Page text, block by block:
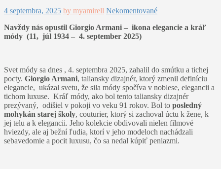
4 septembra, 2025 by myamirell Nekomentované
Navždy nás opustil Giorgio Armani – ikona elegancie a kráľ
módy (11, júl 1934 – 4. september 2025)
Svet módy sa dnes , 4. septembra 2025, zahalil do smútku a tichej
pocty. Giorgio Armani, taliansky dizajnér, ktorý zmenil definíciu
elegancie, ukázal svetu, že sila módy spočíva v noblese, elegancii a
tichom luxuse. Kráľ módy, ako bol tento taliansky dizajnér
prezývaný, odišiel v pokoji vo veku 91 rokov. Bol to posledný
mohykán starej školy, couturier, ktorý si zachoval úctu k žene, k
jej telu a k elegancii. Jeho kolekcie obdivovali nielen filmové
hviezdy, ale aj bežní ľudia, ktorí v jeho modeloch nachádzali
sebavedomie a pocit luxusu, čo sa nedal kúpiť peniazmi.